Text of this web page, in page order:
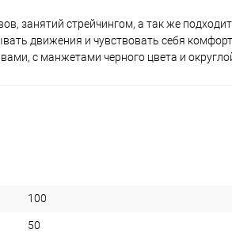
занятий стрейчингом, а так же
движения и чувствовать себя
с манжетами черного цвета и
100
50